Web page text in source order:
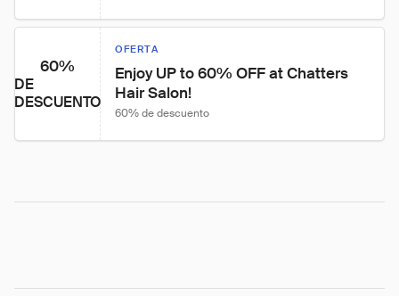
60%
DE
DESCUENTO
OFERTA
Enjoy UP to 60% OFF at Chatters
Hair Salon!
60% de descuento